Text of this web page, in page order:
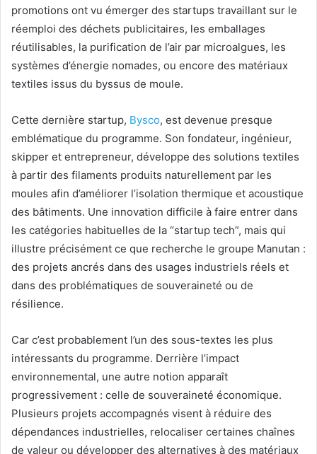
promotions ont vu émerger des startups travaillant sur le
réemploi des déchets publicitaires, les emballages
réutilisables, la purification de l’air par microalgues, les
systèmes d’énergie nomades, ou encore des matériaux
textiles issus du byssus de moule.
Cette dernière startup, Bysco, est devenue presque
emblématique du programme. Son fondateur, ingénieur,
skipper et entrepreneur, développe des solutions textiles
à partir des filaments produits naturellement par les
moules afin d’améliorer l’isolation thermique et acoustique
des bâtiments. Une innovation difficile à faire entrer dans
les catégories habituelles de la “startup tech”, mais qui
illustre précisément ce que recherche le groupe Manutan :
des projets ancrés dans des usages industriels réels et
dans des problématiques de souveraineté ou de
résilience.
Car c’est probablement l’un des sous-textes les plus
intéressants du programme. Derrière l’impact
environnemental, une autre notion apparaît
progressivement : celle de souveraineté économique.
Plusieurs projets accompagnés visent à réduire des
dépendances industrielles, relocaliser certaines chaînes
de valeur ou développer des alternatives à des matériaux